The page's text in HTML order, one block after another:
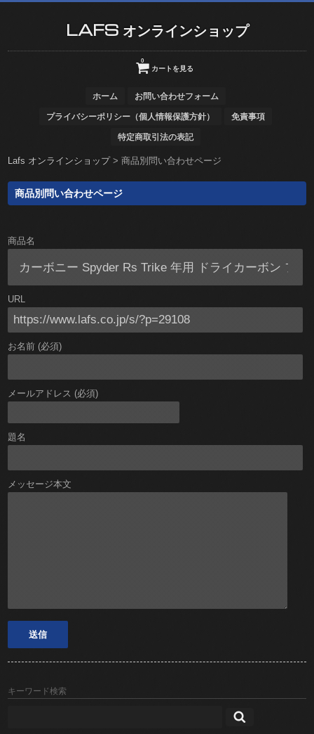
LAFS オンラインショップ
カートを見る
0
ホーム お問い合わせフォーム
プライバシーポリシー（個人情報保護方針） 免責事項
特定商取引法の表記
Lafs オンラインショップ>商品別問い合わせページ
商品別問い合わせページ
商品名
URL
お名前 (必須)
メールアドレス (必須)
題名
メッセージ本文
キーワード検索